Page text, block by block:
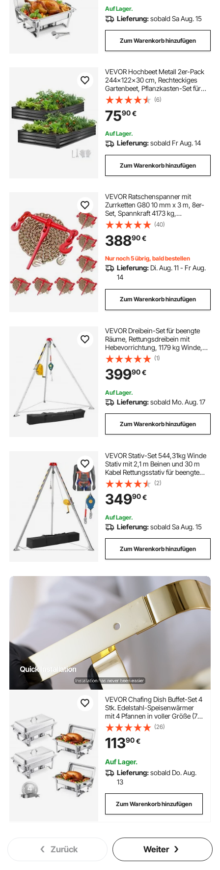
Auf Lager.
Lieferung:sobald Sa Aug. 15
Zum Warenkorb hinzufügen
VEVOR Hochbeet Metall 2er-Pack
244x122x30 cm, Rechteckiges
Gartenbeet, Pflanzkasten-Set für
den Außenbereich, Gemüsebeet mit
Handschuhen, Blumenbeet,
Pflanzbeet für Blumen & Gemüse
(6)
7590€
Auf Lager.
Lieferung:sobald Fr Aug. 14
Zum Warenkorb hinzufügen
VEVOR Ratschenspanner mit
Zurrketten G80 10 mm x 3 m, 8er-
Set, Spannkraft 4173 kg,
Kettenbinder mit 2 Haken,
Transportkettenbefestigungen, zur
Ladungssicherung, Transport,
Pritschenanhänger
(40)
38890€
Nur noch 5 übrig, bald bestellen
Lieferung: Di. Aug. 11 - Fr Aug.
14
Zum Warenkorb hinzufügen
VEVOR Dreibein-Set für beengte
Räume, Rettungsdreibein mit
Hebevorrichtung, 1179 kg Winde,
Rettungssystem, 30 m Kabel,
Rettungsstativ mit
Absturzsicherung, 1,6–2,45 m
Arbeitshöhe
(1)
39990€
Auf Lager.
Lieferung:sobald Mo. Aug. 17
Zum Warenkorb hinzufügen
VEVOR Stativ-Set 544,31kg Winde
Stativ mit 2,1 m Beinen und 30 m
Kabel Rettungsstativ für beengte
Räume 10 m Absturzsicherung
Auffanggurt Aufbewahrungstasche
für herkömmliche beengte Räume
(2)
34990€
Auf Lager.
Lieferung:sobald Sa Aug. 15
Zum Warenkorb hinzufügen
VEVOR Chafing Dish Buffet-Set 4
Stk. Edelstahl-Speisenwärmer
mit 4 Pfannen in voller Größe (7,5
L), rechteckiger Catering-
Wärmespender mit Deckel &
Wasserpfannenständer &
Brennstoffhalter Buffet
(26)
11390€
Auf Lager.
Lieferung:sobald Do. Aug.
13
Zum Warenkorb hinzufügen
Zurück Weiter